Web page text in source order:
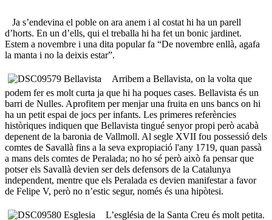
Ja s’endevina el poble on ara anem i al costat hi ha un parell
d’horts. En un d’ells, qui el treballa hi ha fet un bonic jardinet.
Estem a novembre i una dita popular fa “De novembre enllà, agafa
la manta i no la deixis estar”.
Arribem a Bellavista, on la volta que
podem fer es molt curta ja que hi ha poques cases. Bellavista és un
barri de Nulles. Aprofitem per menjar una fruita en uns bancs on hi
ha un petit espai de jocs per infants. Les primeres referències
històriques indiquen que Bellavista tingué senyor propi però acabà
depenent de la baronia de Vallmoll. Al segle XVII fou possessió dels
comtes de Savallà fins a la seva expropiació l'any 1719, quan passà
a mans dels comtes de Peralada; no ho sé però això fa pensar que
potser els Savallà devien ser dels defensors de la Catalunya
independent, mentre que els Peralada es devien manifestar a favor
de Felipe V, però no n’estic segur, només és una hipòtesi.
L’església de la Santa Creu és molt petita.